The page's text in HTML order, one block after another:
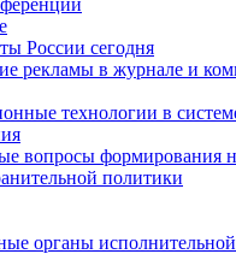
России сегодня
рекламы в журнале и
технологии в
вопросы формирования
политики
органы исполнительной